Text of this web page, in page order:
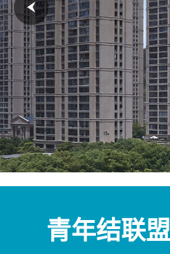
青年结联